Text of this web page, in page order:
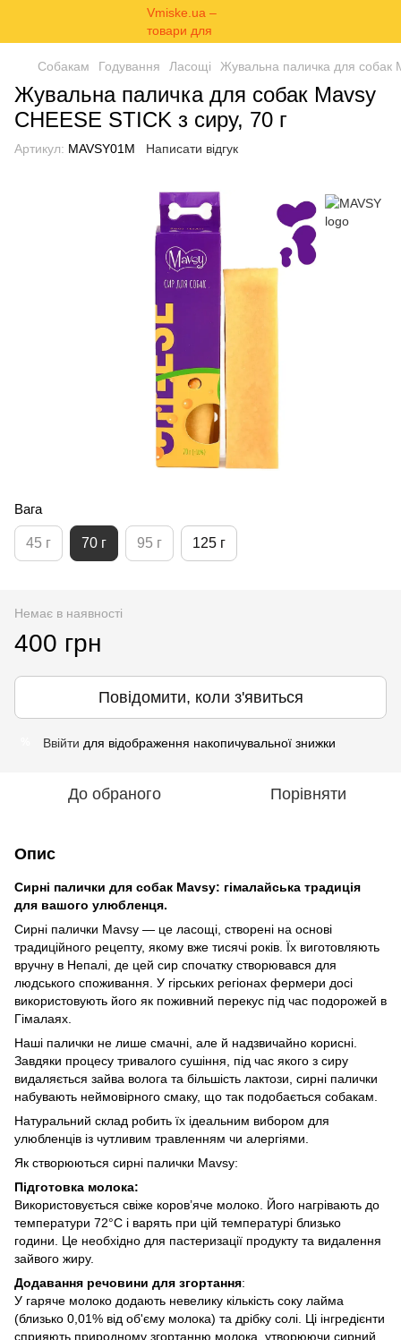
Собакам Годування Ласощі Жувальна паличка для собак
Жувальна паличка для собак Mavsy
CHEESE STICK з сиру, 70 г
Артикул: MAVSY01M Написати відгук
Вага
45 г 70 г 95 г 125 г
Немає в наявності
400 грн
Повідомити, коли з'явиться
Ввійти для відображення накопичувальної знижки
До обраного Порівняти
Опис
Сирні палички для собак Mavsy: гімалайська традиція
для вашого улюбленця.
Сирні палички Mavsy — це ласощі, створені на основі
традиційного рецепту, якому вже тисячі років. Їх виготовляють
вручну в Непалі, де цей сир спочатку створювався для
людського споживання. У гірських регіонах фермери досі
використовують його як поживний перекус під час подорожей в
Гімалаях.
Наші палички не лише смачні, але й надзвичайно корисні.
Завдяки процесу тривалого сушіння, під час якого з сиру
видаляється зайва волога та більшість лактози, сирні палички
набувають неймовірного смаку, що так подобається собакам.
Натуральний склад робить їх ідеальним вибором для
улюбленців із чутливим травленням чи алергіями.
Як створюються сирні палички Mavsy:
Підготовка молока:
Використовується свіже коров’яче молоко. Його нагрівають до
температури 72°С і варять при цій температурі близько
години. Це необхідно для пастеризації продукту та видалення
зайвого жиру.
Додавання речовини для згортання:
У гаряче молоко додають невелику кількість соку лайма
(близько 0,01% від об'єму молока) та дрібку солі. Ці інгредієнти
сприяють природному згортанню молока, утворюючи сирний